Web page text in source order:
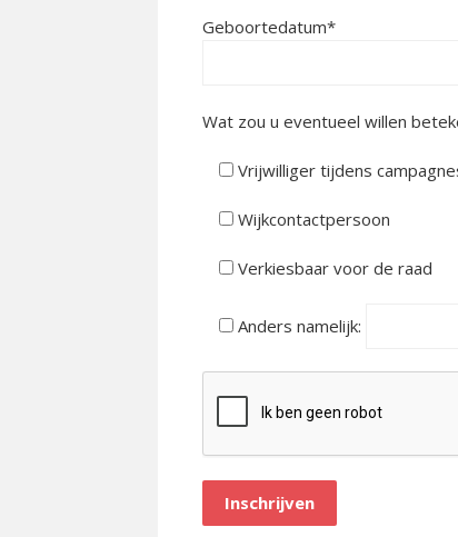
Geboortedatum*
Wat zou u eventueel willen
Vrijwilliger tijdens
Wijkcontactpersoon
Verkiesbaar voor de raad
Anders namelijk: